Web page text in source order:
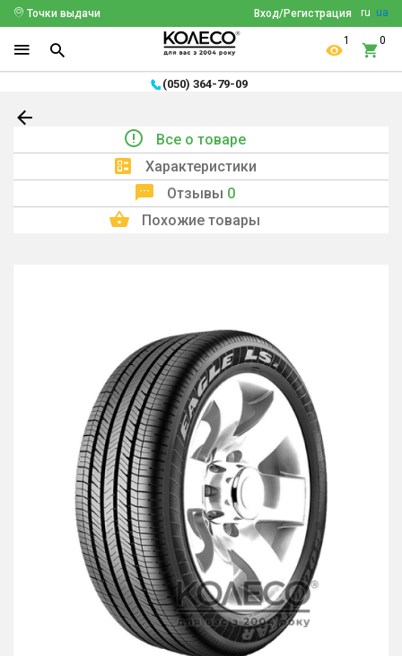
ru ua
Вход/Регистрация
Точки выдачи
1 0
(050) 364-79-09
Все о товаре
Характеристики
Отзывы 0
Похожие товары